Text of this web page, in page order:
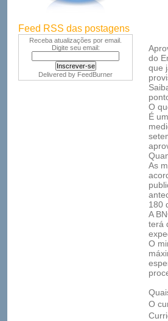
Feed RSS das postagens
Receba atualizações por email.
Digite seu email:
Delivered by FeedBurner
do
que
O
É
As
180
A
terá
O
O